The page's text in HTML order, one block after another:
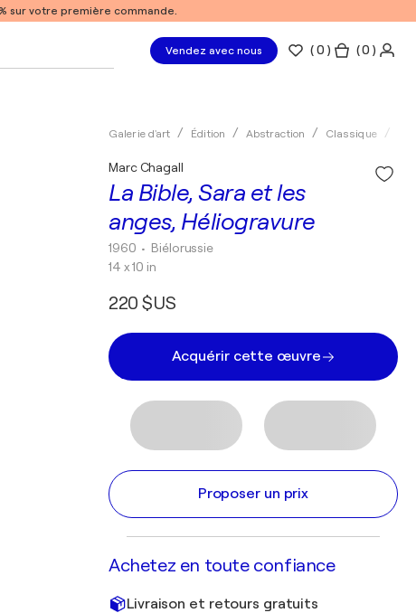
sur votre première commande.
Vendez avec nous (0 ) ( 0 )
Galerie d'art Édition Abstraction Classique
La Bible, Sara et les
anges, Héliogravure
Marc Chagall
1960 • Biélorussie
14 x 10 in
220 $US
Acquérir cette œuvre
Proposer un prix
Achetez en toute confiance
Livraison et retours gratuits